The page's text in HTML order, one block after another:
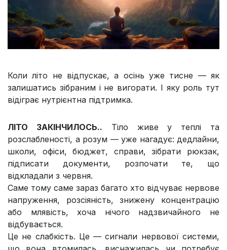
Коли літо не відпускає, а осінь уже тисне — як
залишатись зібраним і не вигорати. І яку роль тут
відіграє нутрієнтна підтримка.
ЛІТО ЗАКІНЧИЛОСЬ.. Тіло живе у теплі та
розслабленості, а розум — уже нагадує: дедлайни,
школи, офіси, бюджет, справи, зібрати рюкзак,
підписати документи, розпочати те, що
відкладали з червня.
Саме тому саме зараз багато хто відчуває нервове
напруження, розсіяність, знижену концентрацію
або млявість, хоча нічого надзвичайного не
відбувається.
Це не слабкість. Це — сигнали нервової системи,